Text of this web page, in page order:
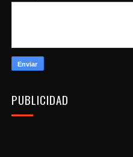
PUBLICIDAD